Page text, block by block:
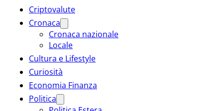
Criptovalute
Cronaca
Cronaca nazionale
Locale
Cultura e Lifestyle
Curiosità
Economia Finanza
Politica